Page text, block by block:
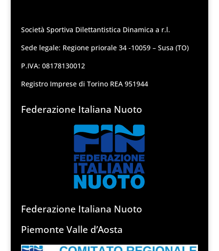
Società Sportiva Dilettantistica Dinamica a r.l.
Sede legale: Regione priorale 34 -10059 – Susa (TO)
P.IVA: 08178130012
Registro Imprese di Torino REA 951944
Federazione Italiana Nuoto
Federazione Italiana Nuoto
Piemonte Valle d’Aosta